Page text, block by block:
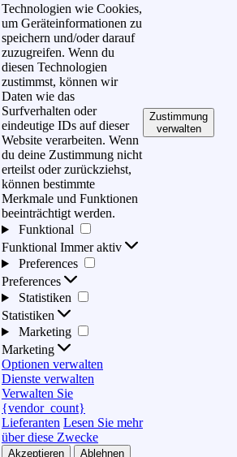
Technologien wie Cookies,
um Geräteinformationen zu
speichern und/oder darauf
zuzugreifen. Wenn du
diesen Technologien
zustimmst, können wir
Daten wie das
Surfverhalten oder
eindeutige IDs auf dieser
Website verarbeiten. Wenn
du deine Zustimmung nicht
erteilst oder zurückziehst,
können bestimmte
Merkmale und Funktionen
beeinträchtigt werden.
Funktional
Funktional Immer aktiv
Preferences
Preferences
Statistiken
Statistiken
Marketing
Marketing
Optionen verwalten
Dienste verwalten
Verwalten Sie
{vendor_count}
Lieferanten Lesen Sie mehr
über diese Zwecke
Akzeptieren Ablehnen
Zustimmung
verwalten